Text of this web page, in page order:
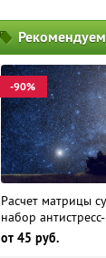
-90%
Расчет матрицы
набор
от 45 руб.